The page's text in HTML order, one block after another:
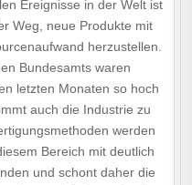
Ereignisse in der Welt ist
Weg, neue Produkte mit
herzustellen.
Bundesamts waren
letzten Monaten so hoch
auch die Industrie zu
werden
Bereich mit deutlich
und schont daher die